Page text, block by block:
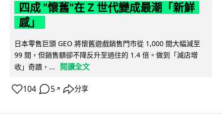
四成 "懷舊"在 Z 世代變成最潮「新鮮
感」
日本零售巨頭 GEO 將懷舊遊戲銷售門市從 1,000 間大幅減至
99 間，但銷售額卻不降反升至過往的 1.4 倍。做到「減店增
收」奇蹟，...
閱讀全文
104 5 ↗ 分享